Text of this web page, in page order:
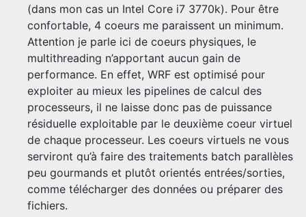
(dans mon cas un Intel Core i7 3770k). Pour être
confortable, 4 coeurs me paraissent un minimum.
Attention je parle ici de coeurs physiques, le
multithreading n’apportant aucun gain de
performance. En effet, WRF est optimisé pour
exploiter au mieux les pipelines de calcul des
processeurs, il ne laisse donc pas de puissance
résiduelle exploitable par le deuxième coeur virtuel
de chaque processeur. Les coeurs virtuels ne vous
serviront qu’à faire des traitements batch parallèles
peu gourmands et plutôt orientés entrées/sorties,
comme télécharger des données ou préparer des
fichiers.